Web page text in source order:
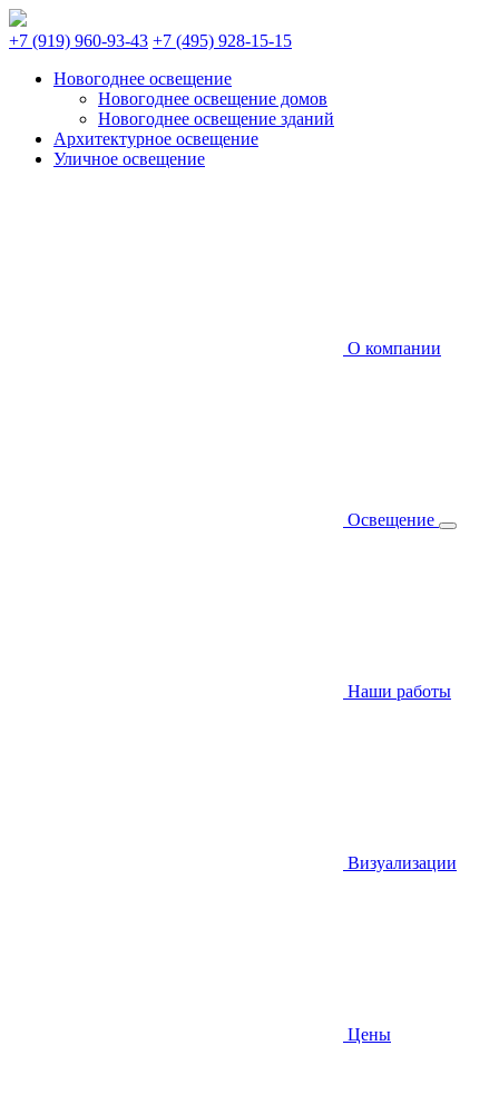
+7 (919) 960-93-43 +7 (495) 928-15-15
Новогоднее освещение
Новогоднее освещение домов
Новогоднее освещение зданий
Архитектурное освещение
Уличное освещение
О компании
Освещение
Наши работы
Визуализации
Цены